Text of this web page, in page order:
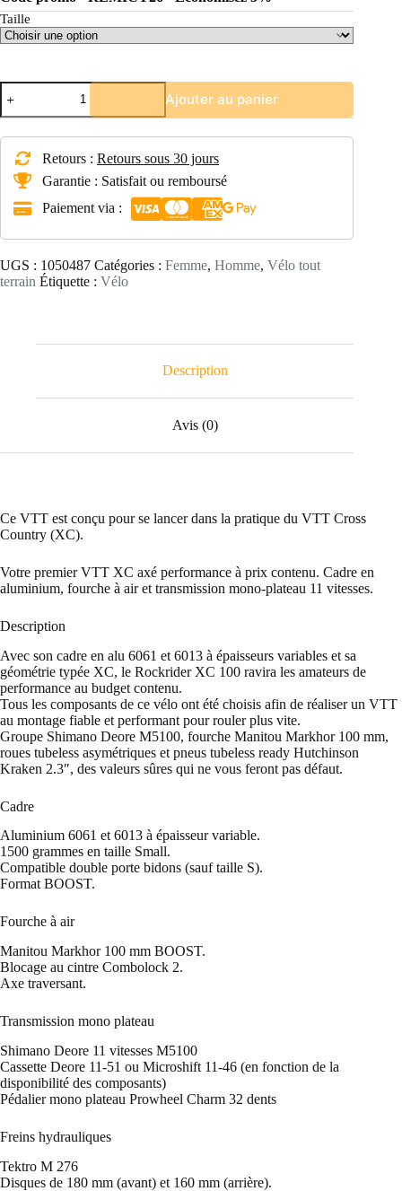
Taille
quantité
de
Vélo
VTT
semi
rigide
Rockrider
100
Shimano
1x11
Ajouter au panier
Retours : Retours sous 30 jours
Garantie : Satisfait ou remboursé
Paiement via :
UGS : 1050487 Catégories : Femme, Homme, Vélo tout
terrain Étiquette : Vélo
Description
Avis (0)
Ce VTT est conçu pour se lancer dans la pratique du VTT Cross
Country (XC).
Votre premier VTT XC axé performance à prix contenu. Cadre en
aluminium, fourche à air et transmission mono-plateau 11 vitesses.
Description
Avec son cadre en alu 6061 et 6013 à épaisseurs variables et sa
géométrie typée XC, le Rockrider XC 100 ravira les amateurs de
performance au budget contenu.
Tous les composants de ce vélo ont été choisis afin de réaliser un VTT
au montage fiable et performant pour rouler plus vite.
Groupe Shimano Deore M5100, fourche Manitou Markhor 100 mm,
roues tubeless asymétriques et pneus tubeless ready Hutchinson
Kraken 2.3″, des valeurs sûres qui ne vous feront pas défaut.
Cadre
Aluminium 6061 et 6013 à épaisseur variable.
1500 grammes en taille Small.
Compatible double porte bidons (sauf taille S).
Format BOOST.
Fourche à air
Manitou Markhor 100 mm BOOST.
Blocage au cintre Combolock 2.
Axe traversant.
Transmission mono plateau
Shimano Deore 11 vitesses M5100
Cassette Deore 11-51 ou Microshift 11-46 (en fonction de la
disponibilité des composants)
Pédalier mono plateau Prowheel Charm 32 dents
Freins hydrauliques
Tektro M 276
Disques de 180 mm (avant) et 160 mm (arrière).